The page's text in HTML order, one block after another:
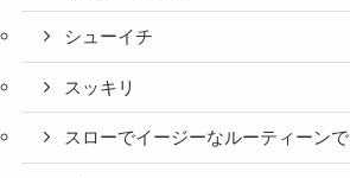
シューイチ
スッキリ
スローでイージーなルーティーンで